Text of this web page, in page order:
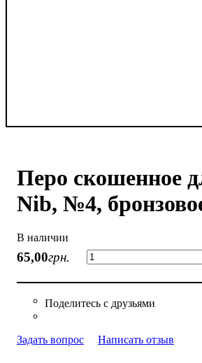
Перо скошенное
Nib, №4,
В наличии
65,00грн.
Задать вопрос Написать отзыв